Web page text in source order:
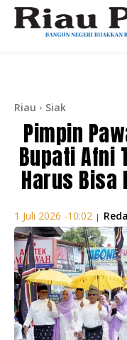
Riau Siak
Pimpin
Bupati Afni
Harus Bisa
1 Juli 2026 -10:02 |